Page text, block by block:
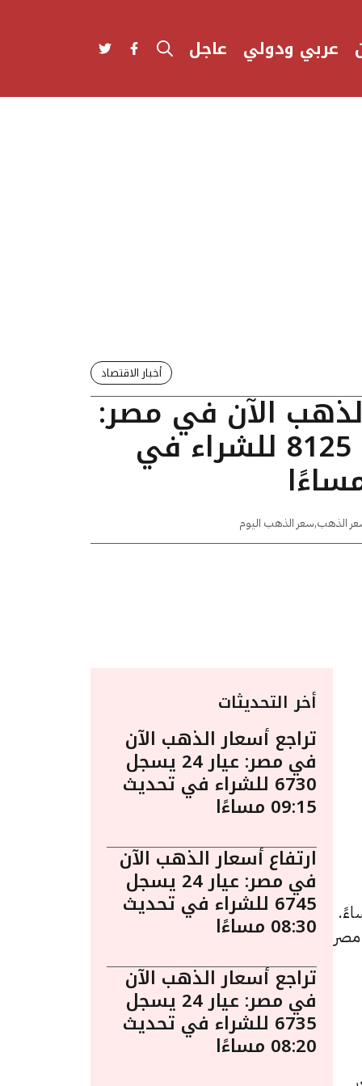
عربي ودولي عاجل
أخبار الاقتصاد
الآن في مصر:
عيار 24 يسجل 8125 للشراء في
الذهب,سعر الذهب اليوم
في مصر ليوم الخميس 2 أبريل الساعة 9:20 مساءً.
أخر التحديثات
تراجع أسعار الذهب الآن
في مصر: عيار 24 يسجل
6730 للشراء في تحديث
09:15 مساءًا
ارتفاع أسعار الذهب الآن
في مصر: عيار 24 يسجل
6745 للشراء في تحديث
08:30 مساءًا
تراجع أسعار الذهب الآن
في مصر: عيار 24 يسجل
6735 للشراء في تحديث
08:20 مساءًا